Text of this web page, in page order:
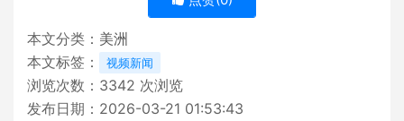
本文分类： 美洲
本文标签：
视频新闻
浏览次数： 3342 次浏览
发布日期：2026-03-21 01:53:43